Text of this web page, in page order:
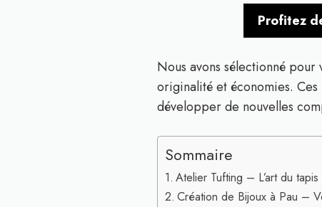
Profitez
Nous avons sélectionné pour
originalité et économies.
développer de nouvelles
Sommaire
Atelier Tufting – L’art du
Création de Bijoux à Pau –